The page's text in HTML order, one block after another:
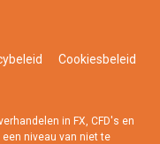
Cookiesbeleid
in FX, CFD's en
niveau van niet te